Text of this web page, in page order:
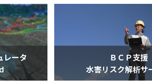
レータ
ＢＣＰ支援
水害リスク解析サ